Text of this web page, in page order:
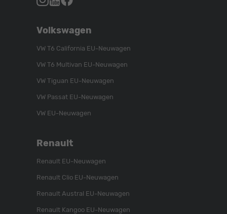
Sie
Instagram
Sie
Kanal
Sie
Facebook
Volkswagen
VW T6 California EU-Neuwagen
VW T6 Multivan EU-Neuwagen
VW Tiguan EU-Neuwagen
VW Passat EU-Neuwagen
VW EU-Neuwagen
Renault
Renault EU-Neuwagen
Renault Clio EU-Neuwagen
Renault Austral EU-Neuwagen
Renault Kangoo EU-Neuwagen